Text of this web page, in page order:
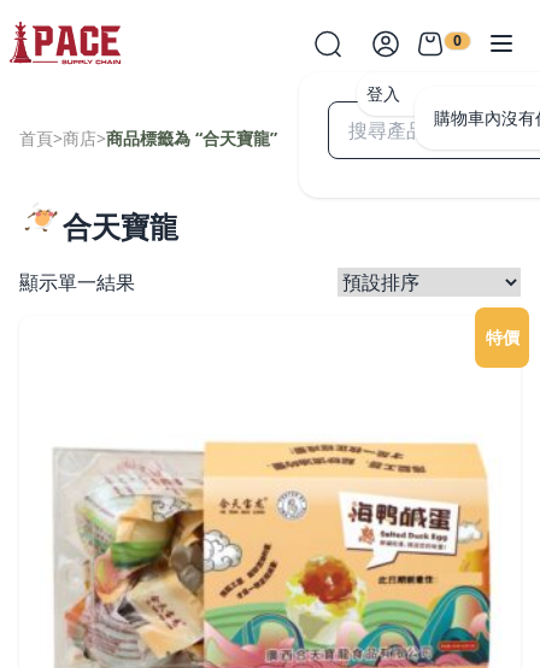
登入
0
購物車內沒
首頁>商店>商品標籤為 “合天寶龍”
合天寶龍
顯示單一結果
特價